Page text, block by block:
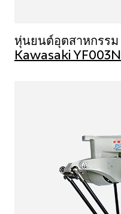
หุ่นยนต์อุตสาหกรรม
Kawasaki YF003N